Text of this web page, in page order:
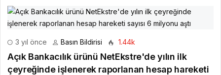
3 yıl önce Basın Bildirisi 1.44k
Açık Bankacılık ürünü NetEkstre'de yılın ilk
çeyreğinde işlenerek raporlanan hesap hareketi